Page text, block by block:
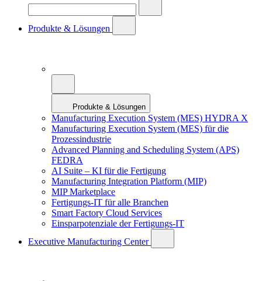
Produkte & Lösungen
Produkte & Lösungen
Manufacturing Execution System (MES) HYDRA X
Manufacturing Execution System (MES) für die
Prozessindustrie
Advanced Planning and Scheduling System (APS)
FEDRA
AI Suite – KI für die Fertigung
Manufacturing Integration Platform (MIP)
MIP Marketplace
Fertigungs-IT für alle Branchen
Smart Factory Cloud Services
Einsparpotenziale der Fertigungs-IT
Executive Manufacturing Center